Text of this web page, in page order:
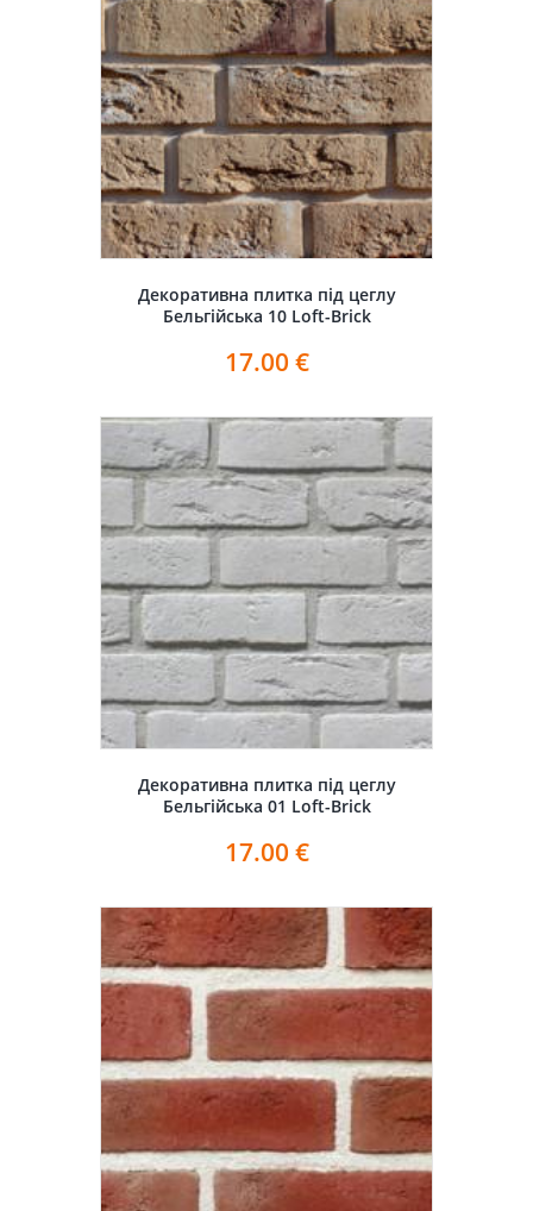
Декоративна плитка під цеглу
Бельгійська 10 Loft-Brick
17.00 €
Декоративна плитка під цеглу
Бельгійська 01 Loft-Brick
17.00 €